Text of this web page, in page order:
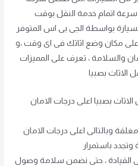
سرعة اتمام خدمة النقل بوقت
بواسطة الجى بى اس المتوفر
على مكان وضع اثاثك فى اى وقت ،و
والسلامة ، تعرف على المميزات
الاثاث بصبيا
بصبيا اعلى درجات الامان
مغلقة وبالتالى اعلى درجات الامان
وتجدد باستمرار
القيادة ، حتى نضمن سلامة وصول